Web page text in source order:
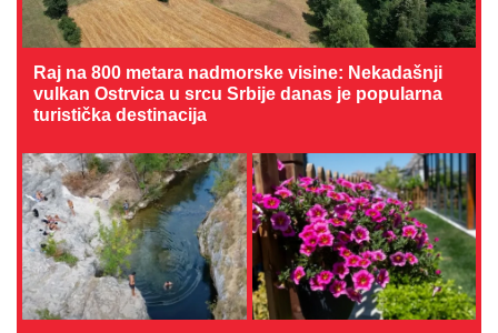
Raj na 800 metara nadmorske visine: Nekadašnji
vulkan Ostrvica u srcu Srbije danas je popularna
turistička destinacija